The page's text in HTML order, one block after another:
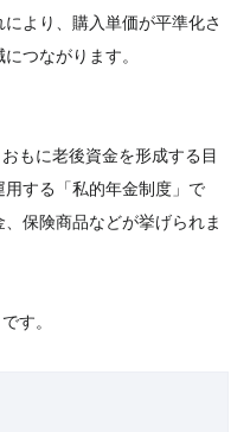
より、購入単価が平準化さ
つながります。
もに老後資金を形成する目
する「私的年金制度」で
保険商品などが挙げられま
す。